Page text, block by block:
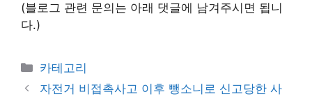
(블로그 관련 문의는 아래 댓글에 남겨주시면 됩니
다.)
Categories
카테고리
자전거 비접촉사고 이후 뺑소니로 신고당한 사